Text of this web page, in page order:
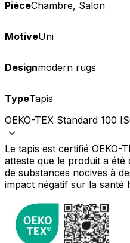
PièceChambre, Salon
MotiveUni
Designmodern rugs
TypeTapis
OEKO-TEX Standard 100
Le tapis est certifié OEKO-
atteste que le produit a
de substances nocives à
impact négatif sur la santé